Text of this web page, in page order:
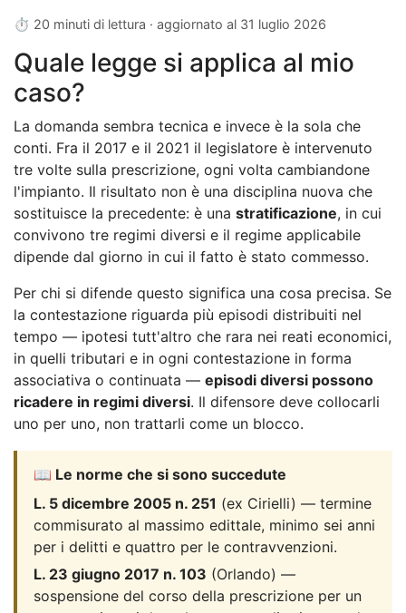
⏱ 20 minuti di lettura · aggiornato al 31 luglio 2026
Quale legge si applica al mio
caso?
La domanda sembra tecnica e invece è la sola che
conti. Fra il 2017 e il 2021 il legislatore è intervenuto
tre volte sulla prescrizione, ogni volta cambiandone
l'impianto. Il risultato non è una disciplina nuova che
sostituisce la precedente: è una stratificazione, in cui
convivono tre regimi diversi e il regime applicabile
dipende dal giorno in cui il fatto è stato commesso.
Per chi si difende questo significa una cosa precisa. Se
la contestazione riguarda più episodi distribuiti nel
tempo — ipotesi tutt'altro che rara nei reati economici,
in quelli tributari e in ogni contestazione in forma
associativa o continuata — episodi diversi possono
ricadere in regimi diversi. Il difensore deve collocarli
uno per uno, non trattarli come un blocco.
📖 Le norme che si sono succedute
L. 5 dicembre 2005 n. 251 (ex Cirielli) — termine
commisurato al massimo edittale, minimo sei anni
per i delitti e quattro per le contravvenzioni.
L. 23 giugno 2017 n. 103 (Orlando) —
sospensione del corso della prescrizione per un